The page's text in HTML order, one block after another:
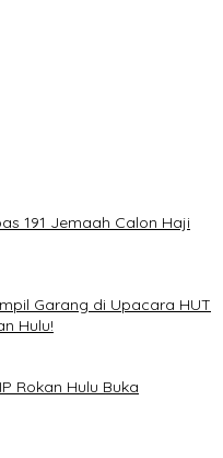
191 Jemaah Calon Haji
Garang di Upacara HUT
Hulu!
Rokan Hulu Buka